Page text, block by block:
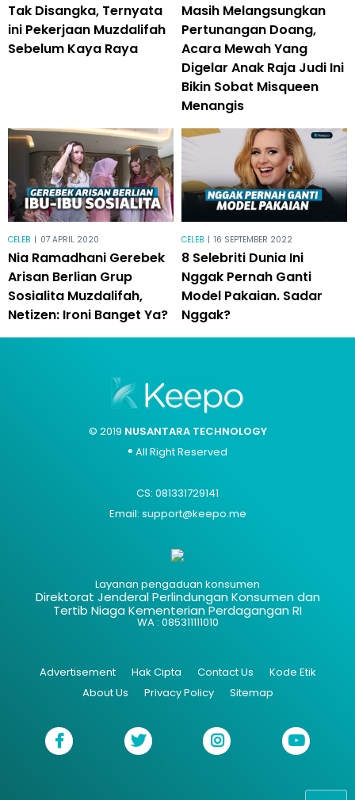
Tak Disangka, Ternyata
ini Pekerjaan Muzdalifah
Sebelum Kaya Raya
Masih Melangsungkan
Pertunangan Doang,
Acara Mewah Yang
Digelar Anak Raja Judi Ini
Bikin Sobat Misqueen
Menangis
CELEB | 07 APRIL 2020
Nia Ramadhani Gerebek
Arisan Berlian Grup
Sosialita Muzdalifah,
Netizen: Ironi Banget Ya?
CELEB | 16 SEPTEMBER 2022
8 Selebriti Dunia Ini
Nggak Pernah Ganti
Model Pakaian. Sadar
Nggak?
© 2019 NUSANTARA TECHNOLOGY
® All Right Reserved
CS: 081331729141
Email: support@keepo.me
Layanan pengaduan konsumen
Direktorat Jenderal Perlindungan Konsumen dan
Tertib Niaga Kementerian Perdagangan RI
WA : 085311111010
Advertisement Hak Cipta Contact Us
Kode Etik
About Us
Privacy Policy Sitemap